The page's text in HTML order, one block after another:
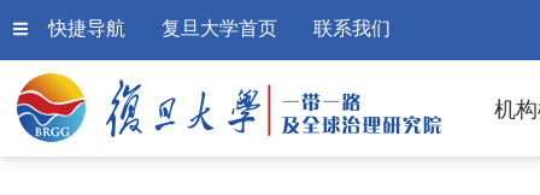
快捷导航 复旦大学首页 联系我们
机